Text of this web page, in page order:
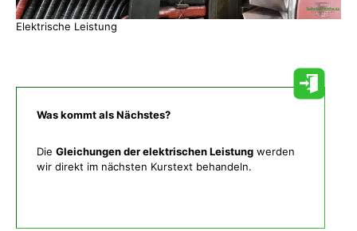
Elektrische Leistung
Was kommt als Nächstes?
Die Gleichungen der elektrischen Leistung werden
wir direkt im nächsten Kurstext behandeln.